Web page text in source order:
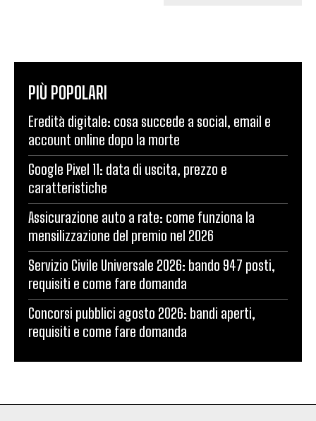
PIÙ POPOLARI
Eredità digitale: cosa succede a social, email e
account online dopo la morte
Google Pixel 11: data di uscita, prezzo e
caratteristiche
Assicurazione auto a rate: come funziona la
mensilizzazione del premio nel 2026
Servizio Civile Universale 2026: bando 947 posti,
requisiti e come fare domanda
Concorsi pubblici agosto 2026: bandi aperti,
requisiti e come fare domanda